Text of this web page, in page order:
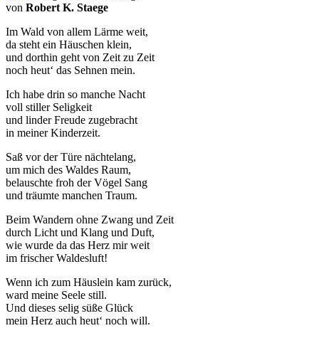
von Robert K. Staege
Im Wald von allem Lärme weit,
da steht ein Häuschen klein,
und dorthin geht von Zeit zu Zeit
noch heut‘ das Sehnen mein.
Ich habe drin so manche Nacht
voll stiller Seligkeit
und linder Freude zugebracht
in meiner Kinderzeit.
Saß vor der Türe nächtelang,
um mich des Waldes Raum,
belauschte froh der Vögel Sang
und träumte manchen Traum.
Beim Wandern ohne Zwang und Zeit
durch Licht und Klang und Duft,
wie wurde da das Herz mir weit
im frischer Waldesluft!
Wenn ich zum Häuslein kam zurück,
ward meine Seele still.
Und dieses selig süße Glück
mein Herz auch heut‘ noch will.